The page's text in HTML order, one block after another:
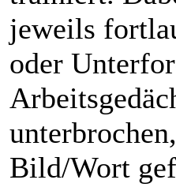
jeweils
oder
Bild/Wort